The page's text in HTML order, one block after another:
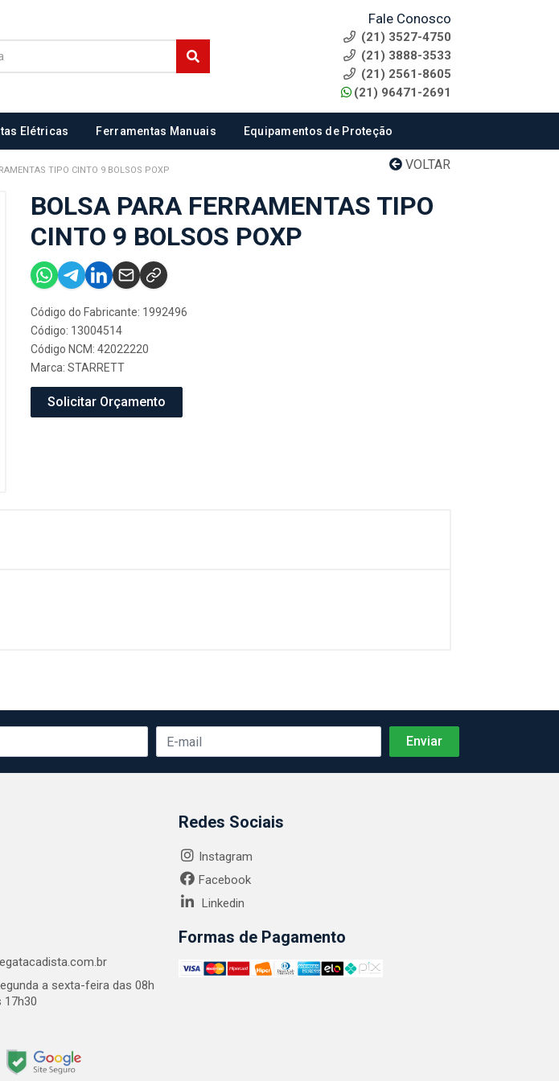
Fale Conosco
(21) 3527-4750
(21) 3888-3533
(21) 2561-8605
(21) 96471-2691
Elétricas Ferramentas Manuais Equipamentos de Proteção
VOLTAR
TIPO CINTO 9 BOLSOS POXP
BOLSA PARA FERRAMENTAS TIPO
CINTO 9 BOLSOS POXP
Código do Fabricante: 1992496
Código: 13004514
Código NCM: 42022220
Marca: STARRETT
Solicitar Orçamento
a sexta-feira das 08h
17h30
Redes Sociais
Instagram
Facebook
Linkedin
Formas de Pagamento